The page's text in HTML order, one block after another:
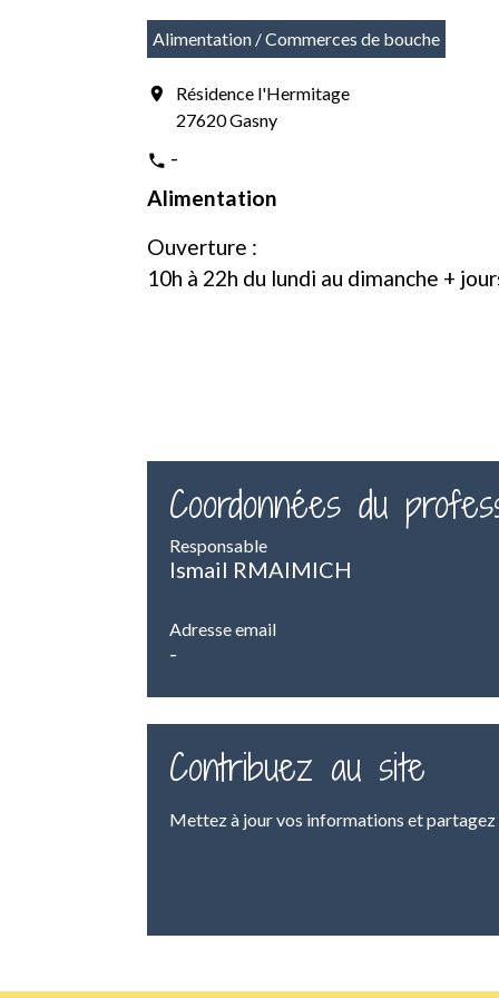
Alimentation / Commerces de bouche
location_on
Résidence l'Hermitage
27620 Gasny
phone -
Alimentation
Ouverture :
10h à 22h du lundi au dimanche +
Coordonnées du
Responsable
Ismail RMAIMICH
Adresse email
-
Contribuez au site
Mettez à jour vos informations et